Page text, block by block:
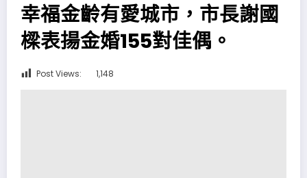
幸福金齡有愛城市，市長謝國
樑表揚金婚155對佳偶。
Post Views: 1,148